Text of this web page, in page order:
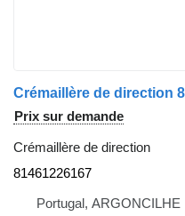
Prix sur demande
Crémaillère de direction
81461226167
Portugal, ARGONCILHE